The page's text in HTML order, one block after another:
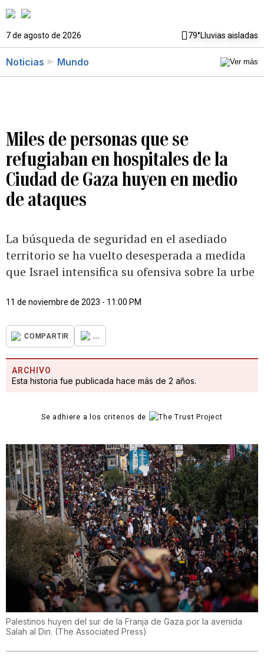
7 de agosto de 2026 79°Lluvias aisladas
Noticias Mundo
Miles de personas que se
refugiaban en hospitales de la
Ciudad de Gaza huyen en medio
de ataques
La búsqueda de seguridad en el asediado
territorio se ha vuelto desesperada a medida
que Israel intensifica su ofensiva sobre la urbe
11 de noviembre de 2023 - 11:00 PM
COMPARTIR ...
ARCHIVO
Esta historia fue publicada hace más de 2 años.
Se adhiere a los criterios de
Palestinos huyen del sur de la Franja de Gaza por la avenida
Salah al Din. (The Associated Press)